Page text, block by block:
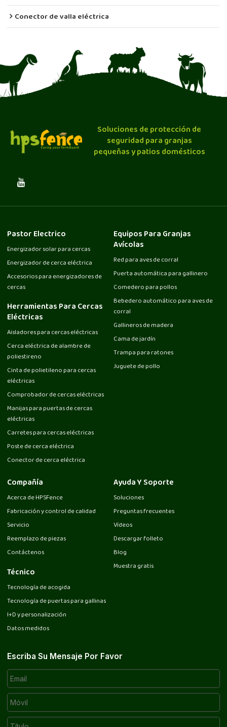
Conector de valla eléctrica
Soluciones de protección de
seguridad para granjas
pequeñas y patios domésticos
Pastor Electrico
Energizador solar para cercas
Energizador de cerca eléctrica
Accesorios para energizadores de
cercas
Herramientas Para Cercas
Eléctricas
Aisladores para cercas eléctricas
Cerca eléctrica de alambre de
poliestireno
Cinta de polietileno para cercas
eléctricas
Comprobador de cercas eléctricas
Manijas para puertas de cercas
eléctricas
Carretes para cercas eléctricas
Poste de cerca eléctrica
Conector de cerca eléctrica
Equipos Para Granjas
Avícolas
Red para aves de corral
Puerta automática para gallinero
Comedero para pollos
Bebedero automático para aves de
corral
Gallineros de madera
Cama de jardín
Trampa para ratones
Juguete de pollo
Compañía
Acerca de HPSFence
Fabricación y control de calidad
Servicio
Reemplazo de piezas
Contáctenos
Técnico
Tecnología de acogida
Tecnología de puertas para gallinas
I+D y personalización
Datos medidos
Ayuda Y Soporte
Soluciones
Preguntas frecuentes
Vídeos
Descargar folleto
Blog
Muestra gratis
Escriba Su Mensaje Por Favor